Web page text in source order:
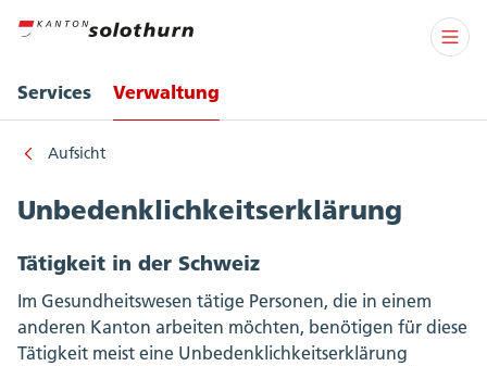
Services Verwaltung
Aufsicht
Unbedenklichkeitserklärung
Tätigkeit in der Schweiz
Im Gesundheitswesen tätige Personen, die in einem
anderen Kanton arbeiten möchten, benötigen für diese
Tätigkeit meist eine Unbedenklichkeitserklärung